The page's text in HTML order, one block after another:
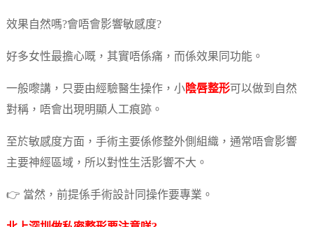
效果自然嗎?會唔會影響敏感度?
好多女性最擔心嘅，其實唔係痛，而係效果同功能。
一般嚟講，只要由經驗醫生操作，小陰唇整形可以做到自然
對稱，唔會出現明顯人工痕跡。
至於敏感度方面，手術主要係修整外側組織，通常唔會影響
主要神經區域，所以對性生活影響不大。
👉 當然，前提係手術設計同操作要專業。